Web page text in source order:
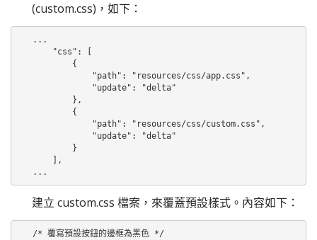
(custom.css)，如下：
...
    "css": [
        {
            "path": "resources/css/app.css",
            "update": "delta"
        },
        {
            "path": "resources/css/custom.css",
            "update": "delta"
        }
    ],
...
建立 custom.css 檔案，來覆蓋預設樣式。內容如下：
/* 覆寫預設按鈕的邊框為黑色 */